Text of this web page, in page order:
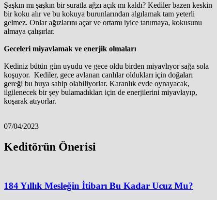
Şaşkın mı şaşkın bir suratla ağzı açık mı kaldı? Kediler bazen keskin
bir koku alır ve bu kokuya burunlarından algılamak tam yeterli
gelmez. Onlar ağızlarını açar ve ortamı iyice tanımaya, kokusunu
almaya çalışırlar.
Geceleri miyavlamak ve enerjik olmaları
Kediniz bütün gün uyudu ve gece oldu birden miyavlıyor sağa sola
koşuyor. Kediler, gece avlanan canlılar oldukları için doğaları
gereği bu huya sahip olabiliyorlar. Karanlık evde oynayacak,
ilgilenecek bir şey bulamadıkları için de enerjilerini miyavlayıp,
koşarak atıyorlar.
07/04/2023
Keditörün Önerisi
184 Yıllık Mesleğin İtibarı Bu Kadar Ucuz Mu?